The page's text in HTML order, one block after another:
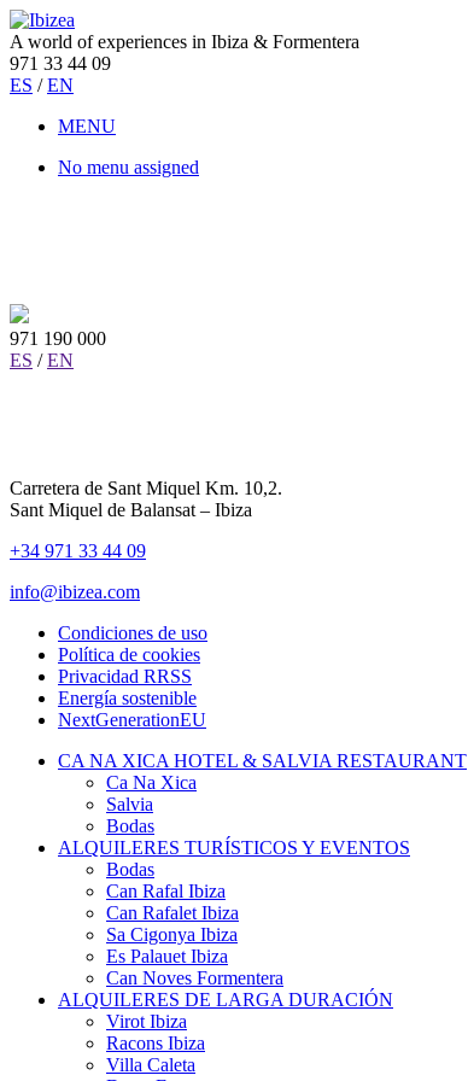
A world of experiences in Ibiza & Formentera
971 33 44 09
ES / EN
MENU
No menu assigned
971 190 000
ES / EN
Carretera de Sant Miquel Km. 10,2.
Sant Miquel de Balansat – Ibiza
+34 971 33 44 09
info@ibizea.com
Condiciones de uso
Política de cookies
Privacidad RRSS
Energía sostenible
NextGenerationEU
CA NA XICA HOTEL & SALVIA RESTAURANT
Ca Na Xica
Salvia
Bodas
ALQUILERES TURÍSTICOS Y EVENTOS
Bodas
Can Rafal Ibiza
Can Rafalet Ibiza
Sa Cigonya Ibiza
Es Palauet Ibiza
Can Noves Formentera
ALQUILERES DE LARGA DURACIÓN
Virot Ibiza
Racons Ibiza
Villa Caleta